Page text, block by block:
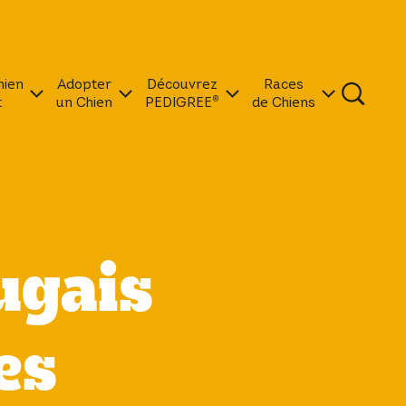
Adopter
un Chien
Découvrez
PEDIGREE®
Races
de Chiens